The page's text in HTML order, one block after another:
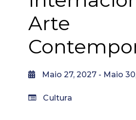
Arte
Maio 27, 2027 - Maio
Cultura